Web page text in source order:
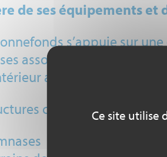
de ses équipements et
s’appuie sur
associations. Grâce à
aux pratiques de
clés incluent :Ce site utilise